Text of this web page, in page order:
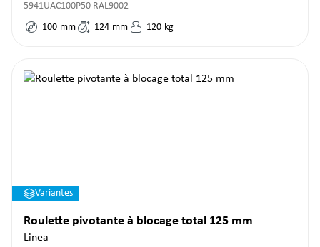
5941UAC100P50 RAL9002
100 mm 124 mm 120 kg
Variantes
Roulette pivotante à blocage total 125 mm
Linea